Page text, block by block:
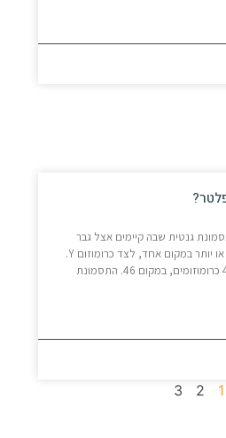
גנטית שבה קיימים אצל גבר
שני כרומוזומי מין מסוג X או יותר במקום אחד, לצד כרומוזום Y.
1
2
3